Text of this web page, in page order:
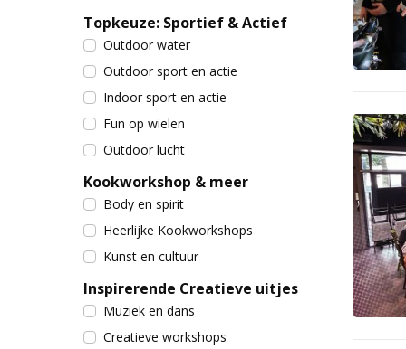
Topkeuze: Sportief & Actief
Outdoor water
Outdoor sport en actie
Indoor sport en actie
Fun op wielen
Outdoor lucht
Kookworkshop & meer
Body en spirit
Heerlijke Kookworkshops
Kunst en cultuur
Inspirerende Creatieve uitjes
Muziek en dans
Creatieve workshops